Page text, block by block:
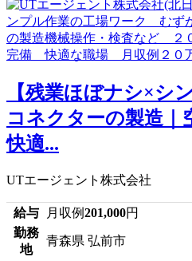
【残業ほぼナシ×シ
コネクターの製造｜
快適...
UTエージェント株式会社
給与 月収例201,000円
勤務
地
青森県 弘前市